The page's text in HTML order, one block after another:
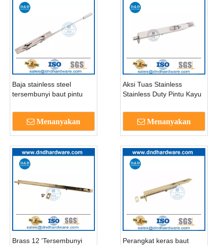
Baja stainless steel
tersembunyi baut pintu
dddb011
Menanyakan
Aksi Tuas Stainless
Stainless Duty Pintu Kayu
Menanyakan
Brass 12 'Tersembunyi
Perangkat keras baut